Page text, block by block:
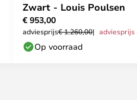
Zwart - Louis Poulsen
€ 953,00
adviesprijs€ 1.260,00 adviesprijs
Op voorraad